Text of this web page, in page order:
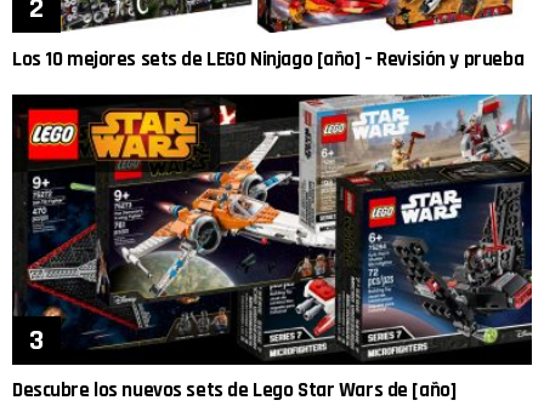
Los 10 mejores sets de LEGO Ninjago [año] – Revisión y prueba
Descubre los nuevos sets de Lego Star Wars de [año]